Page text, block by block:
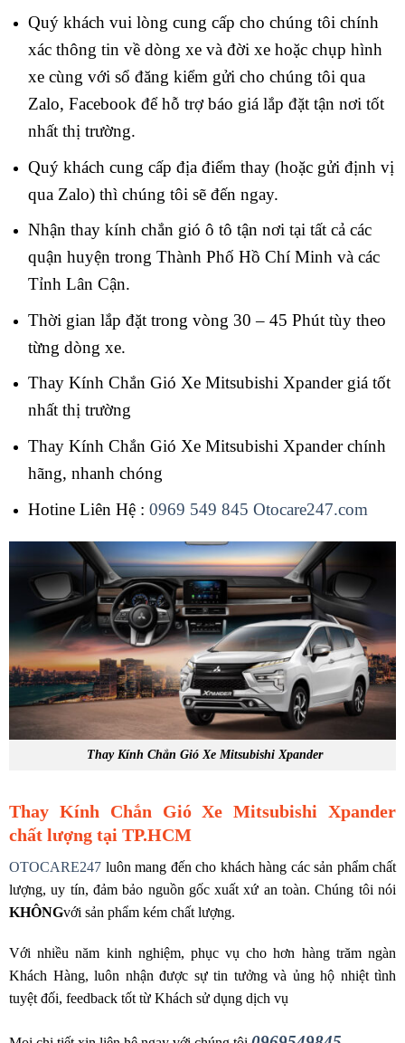
Quý khách vui lòng cung cấp cho chúng tôi chính
xác thông tin về dòng xe và đời xe hoặc chụp hình
xe cùng với sổ đăng kiểm gửi cho chúng tôi qua
Zalo, Facebook để hỗ trợ báo giá lắp đặt tận nơi tốt
nhất thị trường.
Quý khách cung cấp địa điểm thay (hoặc gửi định vị
qua Zalo) thì chúng tôi sẽ đến ngay.
Nhận thay kính chắn gió ô tô tận nơi tại tất cả các
quận huyện trong Thành Phố Hồ Chí Minh và các
Tỉnh Lân Cận.
Thời gian lắp đặt trong vòng 30 – 45 Phút tùy theo
từng dòng xe.
Thay Kính Chắn Gió Xe Mitsubishi Xpander giá tốt
nhất thị trường
Thay Kính Chắn Gió Xe Mitsubishi Xpander chính
hãng, nhanh chóng
Hotine Liên Hệ : 0969 549 845 Otocare247.com
Thay Kính Chắn Gió Xe Mitsubishi Xpander
Thay Kính Chắn Gió Xe Mitsubishi Xpander
chất lượng tại TP.HCM
OTOCARE247 luôn mang đến cho khách hàng các sản phẩm chất
lượng, uy tín, đảm bảo nguồn gốc xuất xứ an toàn.Chúng tôi nói
KHÔNGvới sản phẩm kém chất lượng.
Với nhiều năm kinh nghiệm, phục vụ cho hơn hàng trăm ngàn
Khách Hàng, luôn nhận được sự tin tưởng và ủng hộ nhiệt tình
tuyệt đối, feedback tốt từ Khách sử dụng dịch vụ